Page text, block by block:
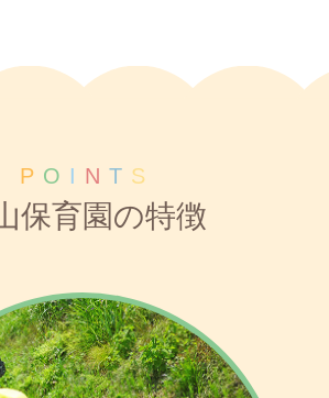
P O I N T S
保育園の特徴